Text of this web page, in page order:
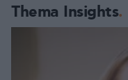
Thema Insights